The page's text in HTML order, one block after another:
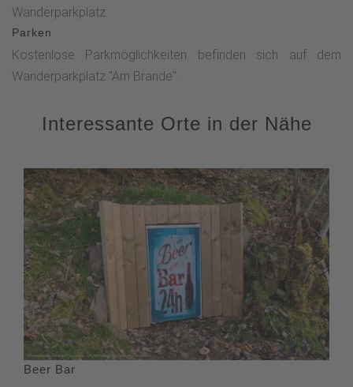
Wanderparkplatz.
Parken
Kostenlose Parkmöglichkeiten befinden sich auf dem
Wanderparkplatz "Am Brande".
Interessante Orte in der Nähe
Beer Bar